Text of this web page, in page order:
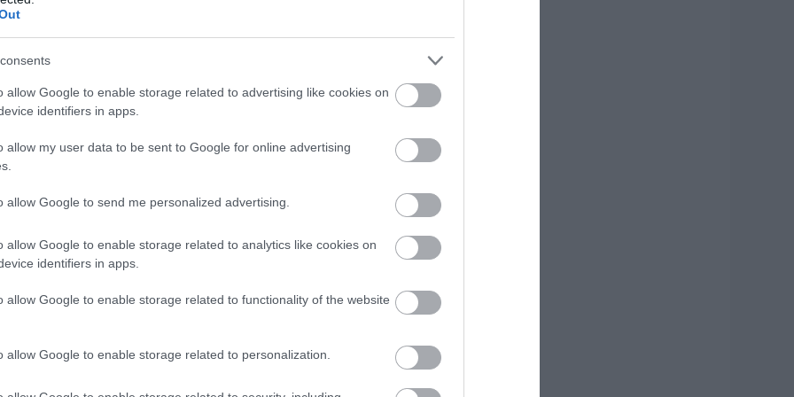
allow Google to enable storage related to advertising like cookies on
identifiers in apps.
allow my user data to be sent to Google for online advertising
allow Google to send me personalized advertising.
allow Google to enable storage related to analytics like cookies on
identifiers in apps.
allow Google to enable storage related to functionality of the website
allow Google to enable storage related to personalization.
δήμο της Εύβοιας: Δείτε εδώ
τις φωτιές
«αντίο» στον 36χρονο
για τηνΕλλάδα
να πέσει από το
μπαλκόνι
07.08.2026 | 16:30